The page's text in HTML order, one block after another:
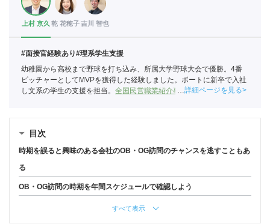
上村 京久 乾 花穂子吉川 智也
#面接官経験あり#理系学生支援
幼稚園から高校まで野球を打ち込み、所属大学野球大会で優勝。4番
ピッチャーとしてMVPを獲得した経験しました。ポートに新卒で入社
し文系の学生の支援を担当。 全国民営職業紹介事業協会職業紹介責任
詳細ページを見る
目次
時期を誤ると興味のある会社のOB・OG訪問のチャンスを逃すこともあ
る
OB・OG訪問の時期を年間スケジュールで確認しよう
すべて表示